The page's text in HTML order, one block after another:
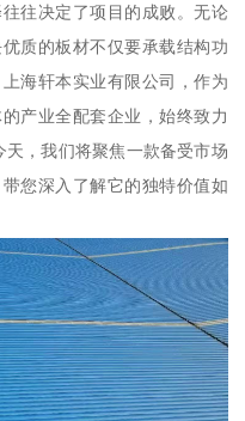
往决定了项目的成败。无论
质的板材不仅要承载结构功
海轩本实业有限公司，作为
产业全配套企业，始终致力
，我们将聚焦一款备受市场
您深入了解它的独特价值如